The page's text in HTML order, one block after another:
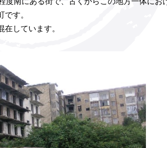
す。
しています。